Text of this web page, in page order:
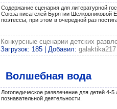
Содержание сценария для литературной
Союза писателей Бурятии Шелковниковой
поэтессы, при этом в очередной раз
Конкурсные сценарии детских
Загрузок: 185 | Добавил: galaktika217
Волшебная вода
Логопедическое развлечение для детей 4-
познавательной деятельности.